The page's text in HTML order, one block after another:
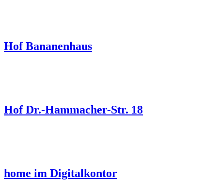
Hof Bananenhaus
Hof Dr.-Hammacher-Str. 18
home im Digitalkontor